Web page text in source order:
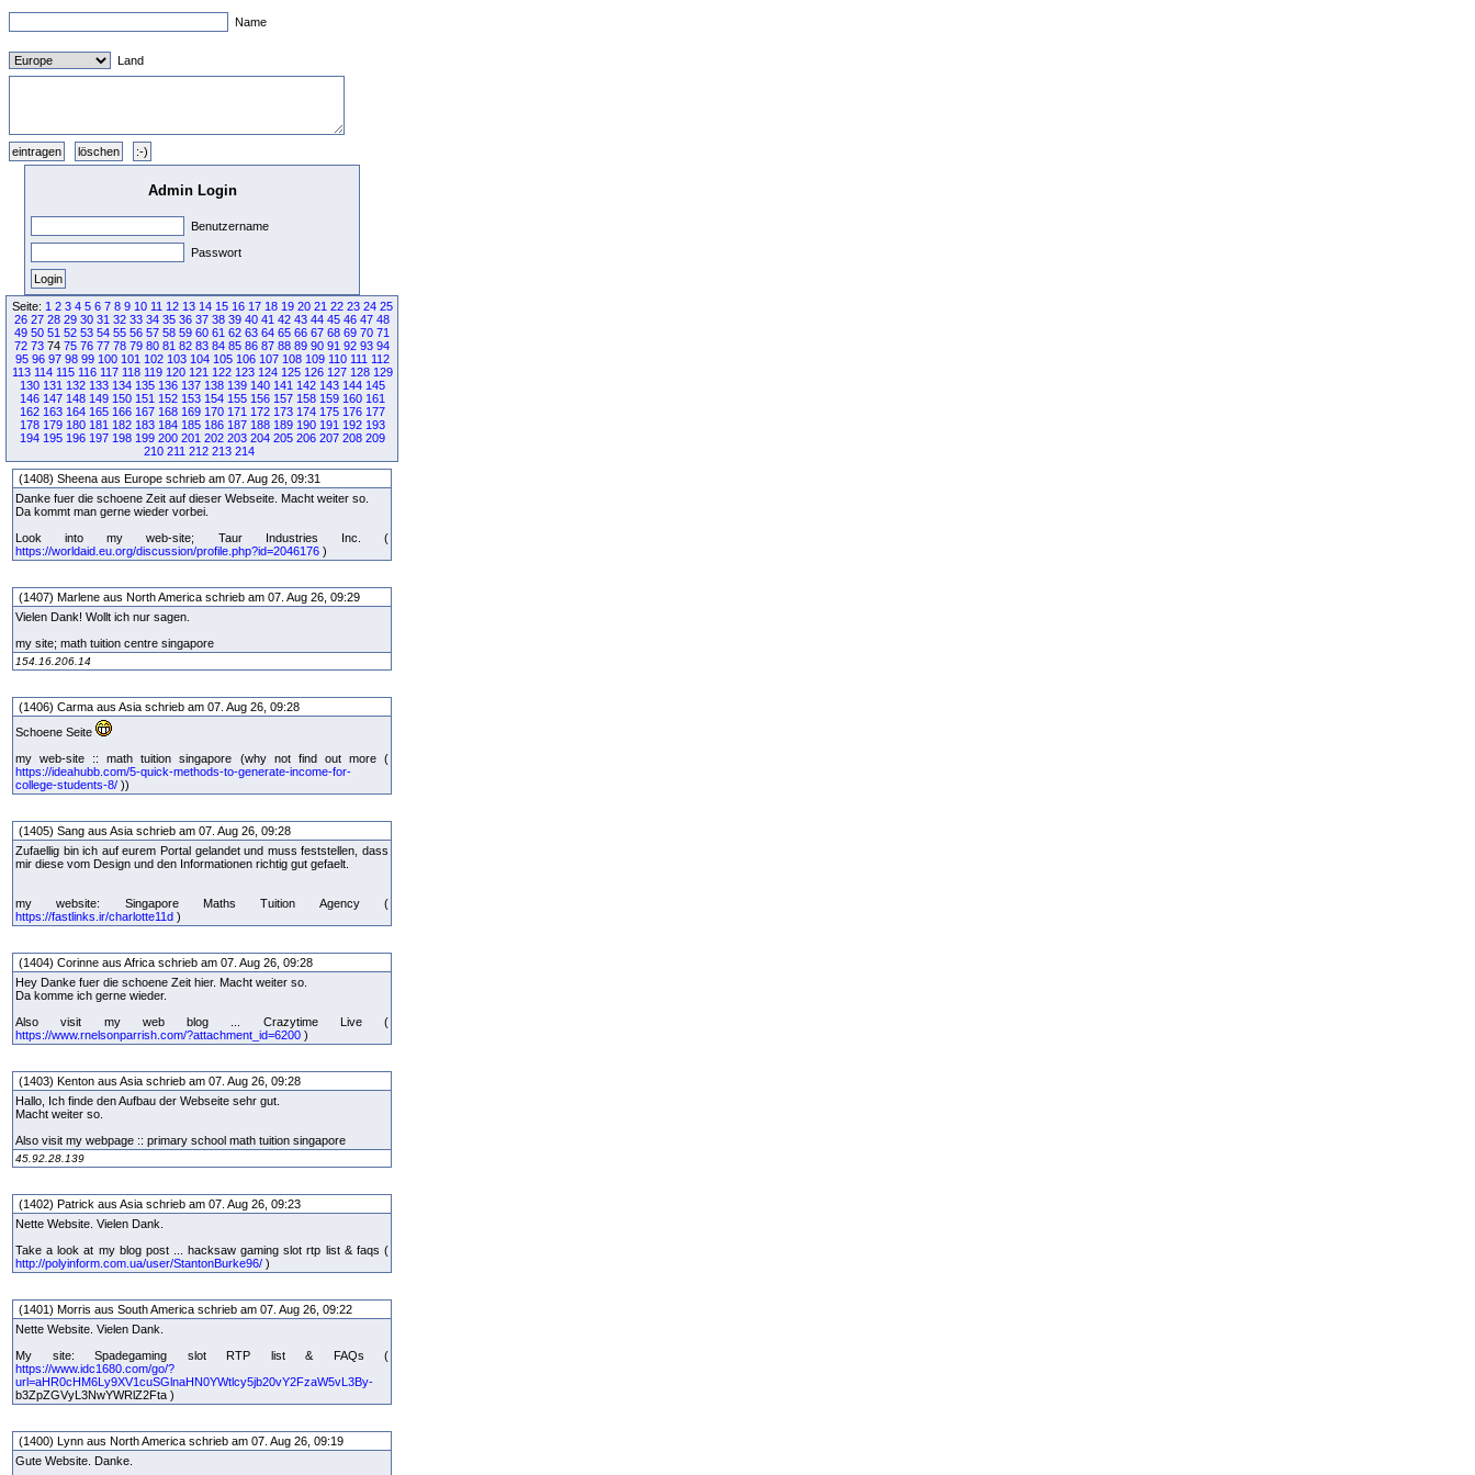
Name
Land
Admin Login
Benutzername
Passwort
Seite: 1 2 3 4 5 6 7 8 9 10 11 12 13 14 15 16 17 18 19 20 21 22 23 24 25
26 27 28 29 30 31 32 33 34 35 36 37 38 39 40 41 42 43 44 45 46 47 48
49 50 51 52 53 54 55 56 57 58 59 60 61 62 63 64 65 66 67 68 69 70 71
72 73 74 75 76 77 78 79 80 81 82 83 84 85 86 87 88 89 90 91 92 93 94
95 96 97 98 99 100 101 102 103 104 105 106 107 108 109 110 111 112
113 114 115 116 117 118 119 120 121 122 123 124 125 126 127 128 129
130 131 132 133 134 135 136 137 138 139 140 141 142 143 144 145
146 147 148 149 150 151 152 153 154 155 156 157 158 159 160 161
162 163 164 165 166 167 168 169 170 171 172 173 174 175 176 177
178 179 180 181 182 183 184 185 186 187 188 189 190 191 192 193
194 195 196 197 198 199 200 201 202 203 204 205 206 207 208 209
210 211 212 213 214
(1408) Sheena aus Europe schrieb am 07. Aug 26, 09:31
Danke fuer die schoene Zeit auf dieser Webseite. Macht weiter so.
Da kommt man gerne wieder vorbei.
Look into my web-site; Taur Industries Inc. (
https://worldaid.eu.org/discussion/profile.php?id=2046176 )
(1407) Marlene aus North America schrieb am 07. Aug 26, 09:29
Vielen Dank! Wollt ich nur sagen.
my site; math tuition centre singapore
154.16.206.14
(1406) Carma aus Asia schrieb am 07. Aug 26, 09:28
Schoene Seite
my web-site :: math tuition singapore (why not find out more (
https://ideahubb.com/5-quick-methods-to-generate-income-for-
college-students-8/ ))
(1405) Sang aus Asia schrieb am 07. Aug 26, 09:28
Zufaellig bin ich auf eurem Portal gelandet und muss feststellen, dass
mir diese vom Design und den Informationen richtig gut gefaelt.
my website: Singapore Maths Tuition Agency (
https://fastlinks.ir/charlotte11d )
(1404) Corinne aus Africa schrieb am 07. Aug 26, 09:28
Hey Danke fuer die schoene Zeit hier. Macht weiter so.
Da komme ich gerne wieder.
Also visit my web blog ... Crazytime Live (
https://www.rnelsonparrish.com/?attachment_id=6200 )
(1403) Kenton aus Asia schrieb am 07. Aug 26, 09:28
Hallo, Ich finde den Aufbau der Webseite sehr gut.
Macht weiter so.
Also visit my webpage :: primary school math tuition singapore
45.92.28.139
(1402) Patrick aus Asia schrieb am 07. Aug 26, 09:23
Nette Website. Vielen Dank.
Take a look at my blog post ... hacksaw gaming slot rtp list & faqs (
http://polyinform.com.ua/user/StantonBurke96/ )
(1401) Morris aus South America schrieb am 07. Aug 26, 09:22
Nette Website. Vielen Dank.
My site: Spadegaming slot RTP list & FAQs (
https://www.idc1680.com/go/?
url=aHR0cHM6Ly9XV1cuSGlnaHN0YWtlcy5jb20vY2FzaW5vL3By-
b3ZpZGVyL3NwYWRlZ2Fta )
(1400) Lynn aus North America schrieb am 07. Aug 26, 09:19
Gute Website. Danke.